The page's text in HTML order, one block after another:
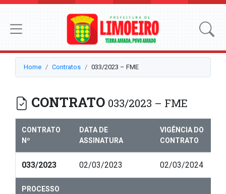
Home Contratos 033/2023 – FME
CONTRATO 033/2023 – FME
CONTRATO
Nº
DATA DE
ASSINATURA
VIGÊNCIA DO
CONTRATO
033/2023 02/03/2023 02/03/2024
PROCESSO